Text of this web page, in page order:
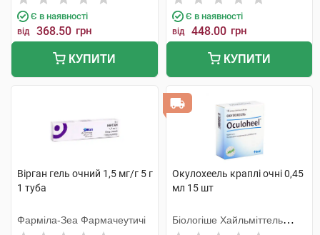
Є в наявності
від 368.50 грн
КУПИТИ
Є в наявності
від 448.00 грн
КУПИТИ
Вірган гель очний 1,5 мг/г 5 г
1 туба
Фарміла-Зеа Фармачеутичі
Окулохеель краплі очні 0,45
мл 15 шт
Біологіше Хайльміттель